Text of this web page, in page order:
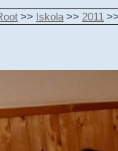
>> Iskola >> 2011